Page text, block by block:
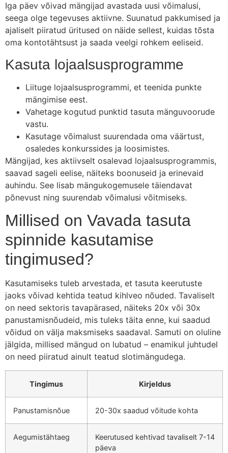
Iga päev võivad mängijad avastada uusi võimalusi,
seega olge tegevuses aktiivne. Suunatud pakkumised ja
ajaliselt piiratud üritused on näide sellest, kuidas tõsta
oma kontotähtsust ja saada veelgi rohkem eeliseid.
Kasuta lojaalsusprogramme
Liituge lojaalsusprogrammi, et teenida punkte
mängimise eest.
Vahetage kogutud punktid tasuta mänguvoorude
vastu.
Kasutage võimalust suurendada oma väärtust,
osaledes konkurssides ja loosimistes.
Mängijad, kes aktiivselt osalevad lojaalsusprogrammis,
saavad sageli eelise, näiteks boonuseid ja erinevaid
auhindu. See lisab mängukogemusele täiendavat
põnevust ning suurendab võimalusi võitmiseks.
Millised on Vavada tasuta
spinnide kasutamise
tingimused?
Kasutamiseks tuleb arvestada, et tasuta keerutuste
jaoks võivad kehtida teatud kihlveo nõuded. Tavaliselt
on need sektoris tavapärased, näiteks 20x või 30x
panustamisnõudeid, mis tuleks täita enne, kui saadud
võidud on välja maksmiseks saadaval. Samuti on oluline
jälgida, millised mängud on lubatud – enamikul juhtudel
on need piiratud ainult teatud slotimängudega.
Tingimus Kirjeldus
Panustamisnõue 20-30x saadud võitude kohta
Aegumistähtaeg
Keerutused kehtivad tavaliselt 7-14
päeva